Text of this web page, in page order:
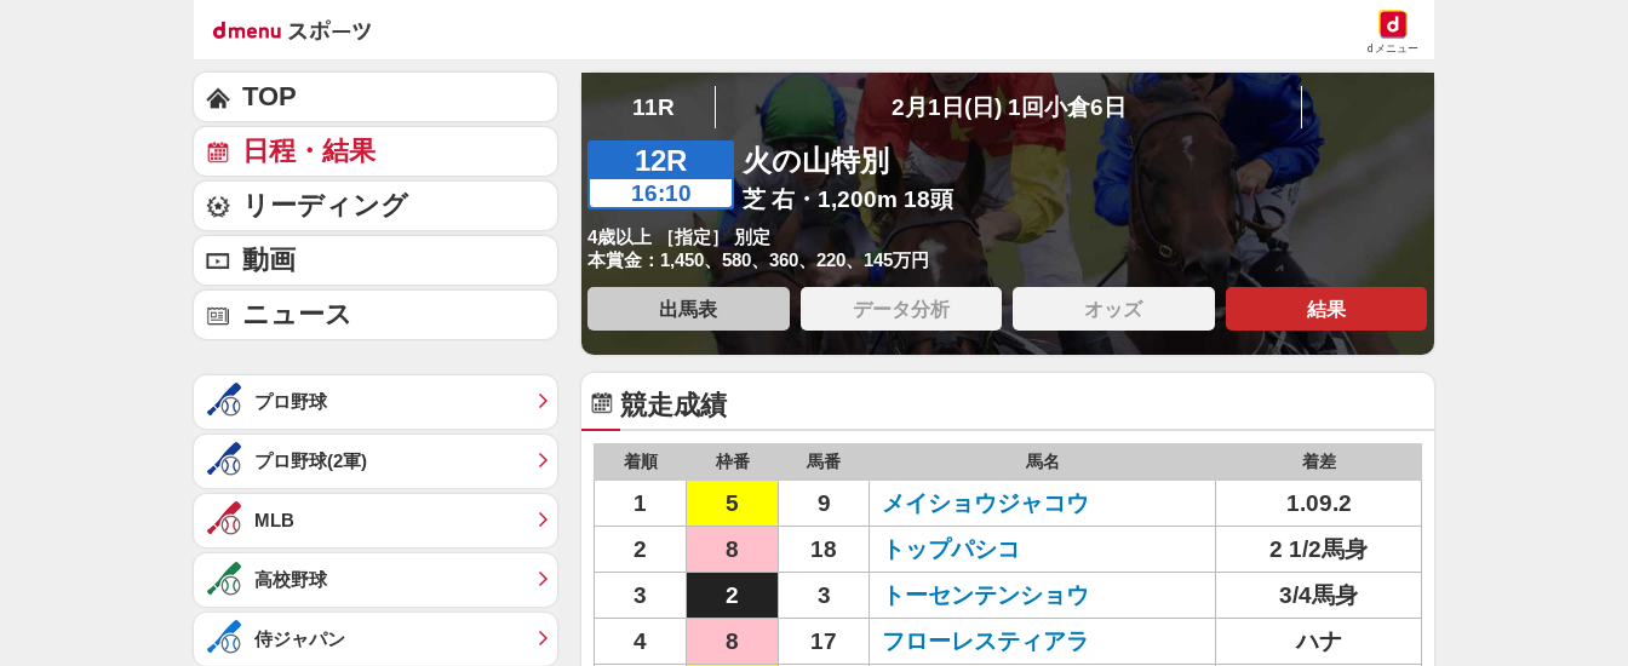
dメニュー
11R 2月1日(日) 1回小倉6日
12R
16:10
火の山特別
芝 右・1,200m 18頭
4歳以上 ［指定］ 別定
本賞金：1,450、580、360、220、145万円
出馬表 データ分析 オッズ 結果
競走成績
着順 枠番 馬番 馬名 着差
1 5 9 メイショウジャコウ
1.09.2
2
8 18 トップパシコ
2 1/2馬身
3
2 3 トーセンテンショウ
3/4馬身
4
8 17 フローレスティアラ
ハナ
TOP
日程・結果
リーディング
動画
ニュース
プロ野球
プロ野球(2軍)
MLB
高校野球
侍ジャパン